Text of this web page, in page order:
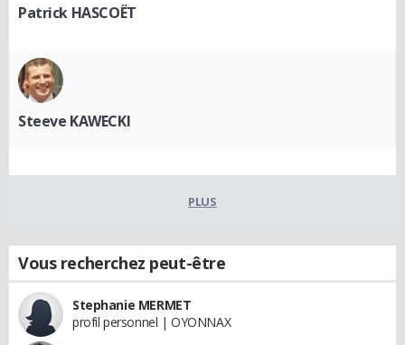
Patrick HASCOËT
Steeve KAWECKI
PLUS
Vous recherchez peut-être
Stephanie MERMET
profil personnel | OYONNAX